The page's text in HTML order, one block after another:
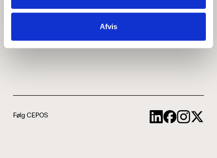
Afvis
Følg CEPOS